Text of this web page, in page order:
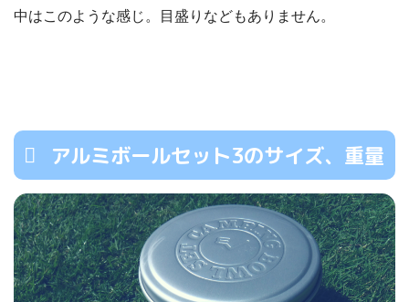
中はこのような感じ。目盛りなどもありません。
アルミボールセット3のサイズ、重量